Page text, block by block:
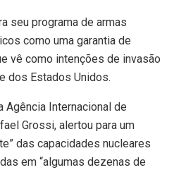
seu programa de armas
como uma garantia de
vê como intenções de invasão
dos Estados Unidos.
Agência Internacional de
Grossi, alertou para um
das capacidades nucleares
em “algumas dezenas de